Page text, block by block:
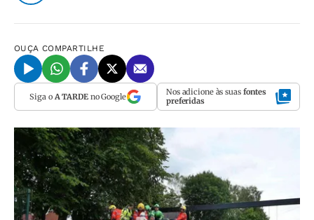
OUÇA COMPARTILHE
Siga o A TARDEno Google Nos adicione às suas fontes
preferidas